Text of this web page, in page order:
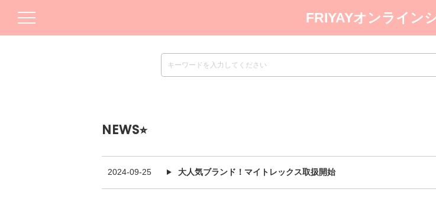
FRIYAYオンライン
NEWS⭐︎
2024-09-25 大人気ブランド！マイトレックス取扱開始